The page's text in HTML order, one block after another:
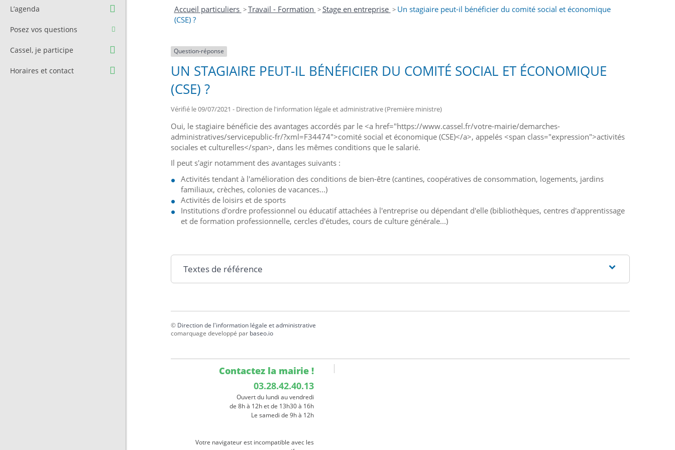
municipale
Contact et Accès
Cimetière
L’agenda
Posez vos questions
Cassel, je participe
Horaires et contact
Accueil particuliers >Travail - Formation >Stage en entreprise > Un stagiaire peut-il bénéficier du comité social et économique
(CSE) ?
Question-réponse
UN STAGIAIRE PEUT-IL BÉNÉFICIER DU COMITÉ SOCIAL ET ÉCONOMIQUE
(CSE) ?
Vérifié le 09/07/2021 - Direction de l'information légale et administrative (Première ministre)
Oui, le stagiaire bénéficie des avantages accordés par le <a href="https://www.cassel.fr/votre-mairie/demarches-
administratives/servicepublic-fr/?xml=F34474">comité social et économique (CSE)</a>, appelés <span class="expression">activités
sociales et culturelles</span>, dans les mêmes conditions que le salarié.
Il peut s'agir notamment des avantages suivants :
Activités tendant à l'amélioration des conditions de bien-être (cantines, coopératives de consommation, logements, jardins
familiaux, crèches, colonies de vacances...)
Activités de loisirs et de sports
Institutions d'ordre professionnel ou éducatif attachées à l'entreprise ou dépendant d'elle (bibliothèques, centres d'apprentissage
et de formation professionnelle, cercles d'études, cours de culture générale...)
Textes de référence
© Direction de l'information légale et administrative
comarquage developpé par baseo.io
Contactez la mairie !
03.28.42.40.13
Ouvert du lundi au vendredi
de 8h à 12h et de 13h30 à 16h
Le samedi de 9h à 12h
Votre navigateur est incompatible avec les